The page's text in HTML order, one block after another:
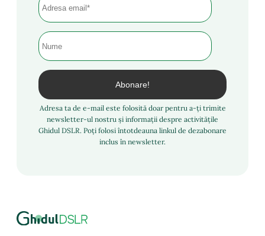
Adresa ta de e-mail este folosită doar pentru a-ți trimite
newsletter-ul nostru și informații despre activitățile
Ghidul DSLR. Poți folosi întotdeauna linkul de dezabonare
inclus în newsletter.